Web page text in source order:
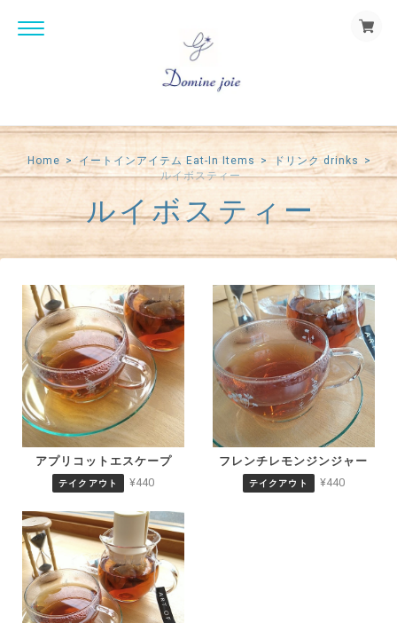
Home イートインアイテム Eat-In Items
ドリンク drinks
ルイボスティー
ルイボスティー
アプリコットエスケープ
テイクアウト ¥440
フレンチレモンジンジャー
テイクアウト ¥440